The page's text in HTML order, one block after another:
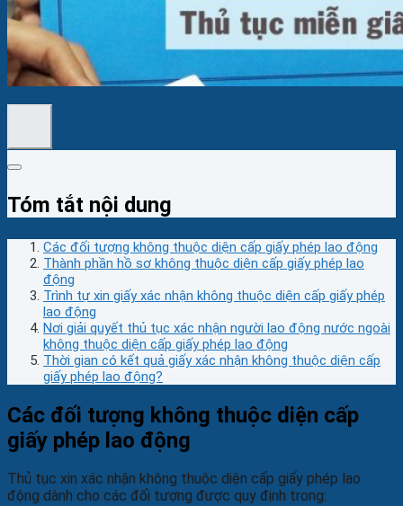
Tóm tắt nội dung
Các đối tượng không thuộc diện cấp giấy phép lao động
Thành phần hồ sơ không thuộc diện cấp giấy phép lao
động
Trình tự xin giấy xác nhận không thuộc diện cấp giấy phép
lao động
Nơi giải quyết thủ tục xác nhận người lao động nước ngoài
không thuộc diện cấp giấy phép lao động
Thời gian có kết quả giấy xác nhận không thuộc diện cấp
giấy phép lao động?
Các đối tượng không thuộc diện cấp
giấy phép lao động
Thủ tục xin xác nhận không thuộc diện cấp giấy phép lao
động dành cho các đối tượng được quy định trong: